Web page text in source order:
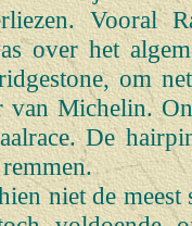
Vooral
over het
om
van Michelin.
De
niet de